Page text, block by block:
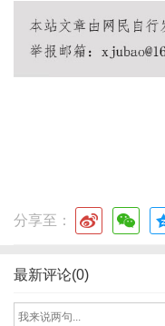
分享至：
最新评论(0)